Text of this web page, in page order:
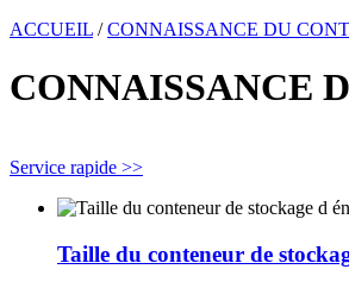
ACCUEIL /CONNAISSANCE DU
CONNAISSANCE
Service rapide >>
Taille du conteneur de